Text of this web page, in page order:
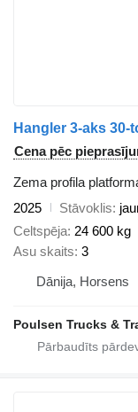
Hangler 3-aks
Cena pēc
Zema profila
2025
Stāvoklis
Celtspēja 24 600 kg
Asu skaits 3
Dānija, Horsens
Poulsen Trucks &